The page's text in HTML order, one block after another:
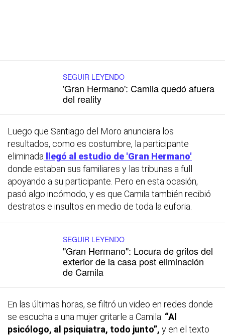
SEGUIR LEYENDO
'Gran Hermano': Camila quedó afuera
del reality
Luego que Santiago del Moro anunciara los
resultados, como es costumbre, la participante
eliminada llegó al estudio de 'Gran Hermano'
donde estaban sus familiares y las tribunas a full
apoyando a su participante. Pero en esta ocasión,
pasó algo incómodo, y es que Camila también recibió
destratos e insultos en medio de toda la euforia.
SEGUIR LEYENDO
"Gran Hermano": Locura de gritos del
exterior de la casa post eliminación
de Camila
En las últimas horas, se filtró un video en redes donde
se escucha a una mujer gritarle a Camila: “Al
psicólogo, al psiquiatra, todo junto”, y en el texto